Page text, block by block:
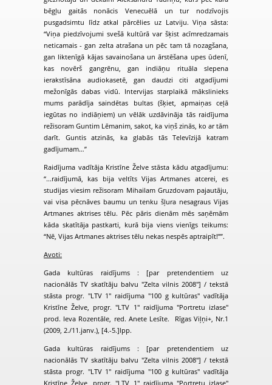
bēgļu gaitās nonācis Venecuēlā un tur nodzīvojis
pusgadsimtu līdz atkal pārcēlies uz Latviju. Viņa sāsta:
“Viņa piedzīvojumi svešā kultūrā var šķist acīmredzamais
neticamais - gan zelta atrašana un pēc tam tā nozagšana,
gan liktenīgā kājas savainošana un ārstēšana upes ūdenī,
kas novērš gangrēnu, gan indiāņu rituāla slepena
ierakstīsāna audiokasetē, gan daudzi citi atgadījumi
mežonīgās dabas vidū. Intervijas starplaikā mākslinieks
mums parādīja saindētas bultas (šķiet, apmaiņas ceļā
iegūtas no indiāņiem) un vēlāk uzdāvināja tās raidījuma
režisoram Guntim Lēmanim, sakot, ka viņš zinās, ko ar tām
darīt. Guntis atzinās, ka glabās tās Televīzijā katram
gadījumam…”
Raidījuma vadītāja Kristīne Želve stāsta kādu atgadījumu:
“...raidījumā, kas bija veltīts Vijas Artmanes atcerei, es
studijas viesim režisoram Mihailam Gruzdovam pajautāju,
vai visa pēcnāves baumu un tenku šļura nesagraus Vijas
Artmanes aktrises tēlu. Pēc pāris dienām mēs saņēmām
kāda skatītāja pastkarti, kurā bija viens vienīgs teikums:
“Nē, Vijas Artmanes aktrises tēlu nekas nespēs aptraipīt!””.
Avoti:
Gada kultūras raidījums : [par pretendentiem uz
nacionālās TV skatītāju balvu "Zelta vilnis 2008"] / tekstā
stāsta progr. "LTV 1" raidījuma "100 g kultūras" vadītāja
Kristīne Želve, progr. "LTV 1" raidījuma "Portretu izlase"
prod. Ieva Rozentāle, red. Anete Lesīte. Rīgas Viļņi+, Nr.1
(2009, 2./11.janv.), [4.-5.]lpp.
Gada kultūras raidījums : [par pretendentiem uz
nacionālās TV skatītāju balvu "Zelta vilnis 2008"] / tekstā
stāsta progr. "LTV 1" raidījuma "100 g kultūras" vadītāja
Kristīne Želve, progr. "LTV 1" raidījuma "Portretu izlase"